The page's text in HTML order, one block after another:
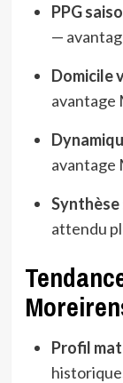
PPG
—
Domicile
avantage
avantage
Synthèse
attendu
Profil